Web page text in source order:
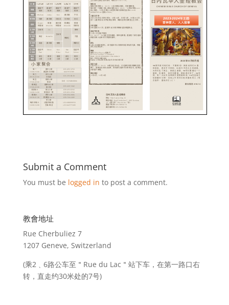
Submit a Comment
You must be logged in to post a comment.
教會地址
Rue Cherbuliez 7
1207 Geneve, Switzerland
(乘2﹑6路公车至＂Rue du Lac＂站下车，在第一路口右
转，直走约30米处的7号)